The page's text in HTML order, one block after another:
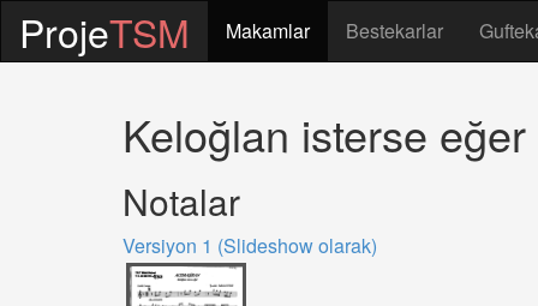
ProjeTSM Makamlar Bestekarlar
Keloğlan isterse eğer
Notalar
Versiyon 1 (Slideshow olarak)